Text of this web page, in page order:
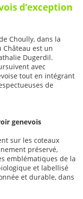
d’exception
Choully, dans la
Château est un
Dugerdil.
avec
tout en intégrant
de
genevois
sur les coteaux
préservé,
emblématiques de la
et labellisé
et durable, dans